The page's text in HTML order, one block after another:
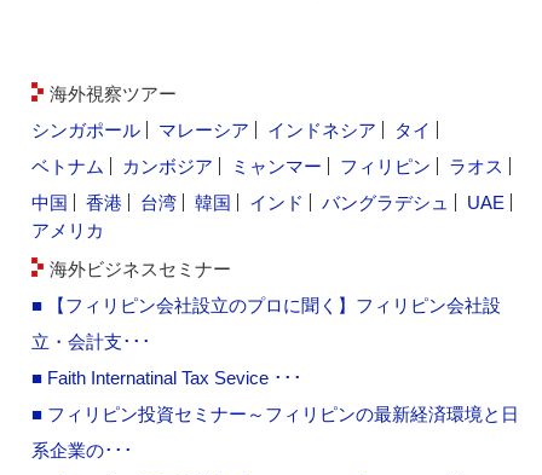
海外視察ツアー
シンガポール
マレーシア インドネシア
タイ
ベトナム
カンボジア ミャンマー フィリピン
ラオス
中国
香港 台湾 韓国 インド バングラデシュ
UAE
アメリカ
海外ビジネスセミナー
■ 【フィリピン会社設立のプロに聞く】フィリピン会社設
立・会計支･･･
■ Faith Internatinal Tax Sevice ･･･
■ フィリピン投資セミナー～フィリピンの最新経済環境と日
系企業の･･･